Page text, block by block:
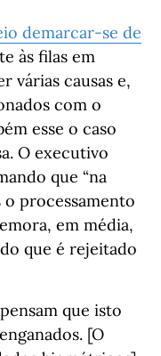
demarcar-se de
às filas em
várias causas e,
com o
esse o caso
O executivo
que “na
processamento
em média,
que é rejeitado
que isto
[O